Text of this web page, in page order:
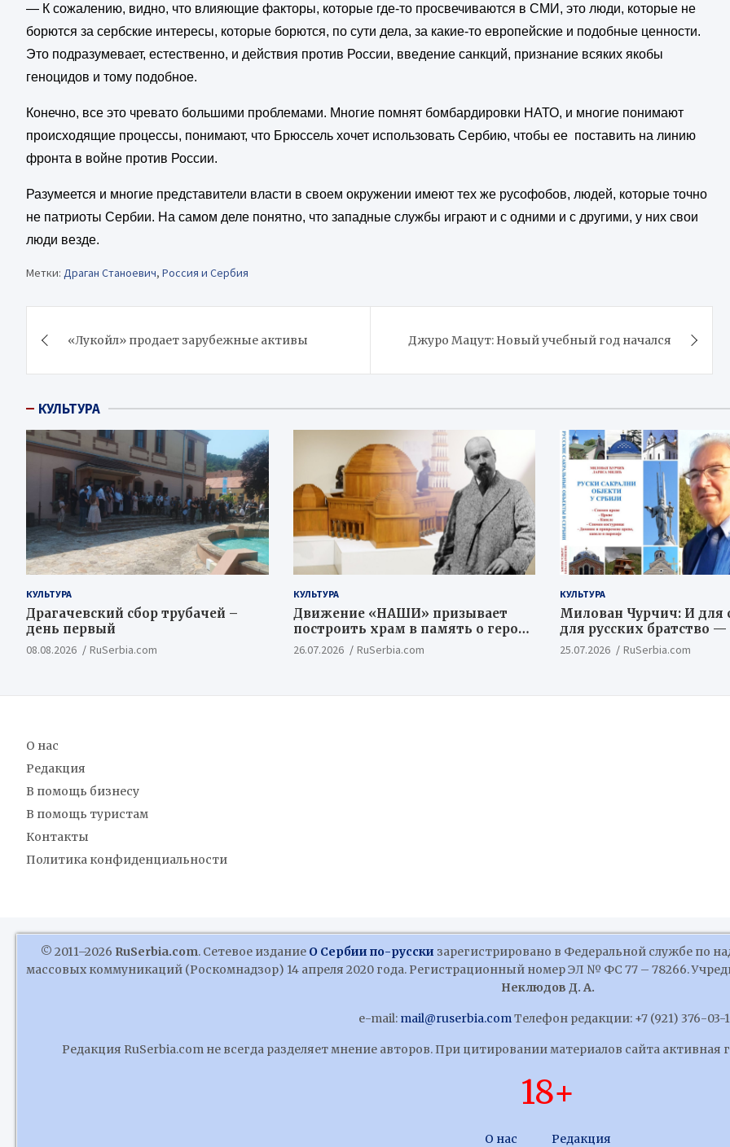
— К сожалению, видно, что влияющие факторы, которые где-то просвечиваются в СМИ, это люди, которые не
борются за сербские интересы, которые борются, по сути дела, за какие-то европейские и подобные ценности.
Это подразумевает, естественно, и действия против России, введение санкций, признание всяких якобы
геноцидов и тому подобное.
Конечно, все это чревато большими проблемами. Многие помнят бомбардировки НАТО, и многие понимают
происходящие процессы, понимают, что Брюссель хочет использовать Сербию, чтобы ее поставить на линию
фронта в войне против России.
Разумеется и многие представители власти в своем окружении имеют тех же русофобов, людей, которые точно
не патриоты Сербии. На самом деле понятно, что западные службы играют и с одними и с другими, у них свои
люди везде.
Метки: Драган Станоевич, Россия и Сербия
по
«Лукойл» продает зарубежные активы Джуро Мацут: Новый учебный год начался
КУЛЬТУРА
КУЛЬТУРА
Драгачевский сбор трубачей –
день первый
08.08.2026 RuSerbia.com
КУЛЬТУРА
Движение «НАШИ» призывает
построить храм в память о героях
Косовской Битвы
26.07.2026 RuSerbia.com
КУЛЬТУРА
Милован Чурчич: И для
для русских братство —
ценностный и
концепт
25.07.2026 RuSerbia.com
О нас
Редакция
В помощь бизнесу
В помощь туристам
Контакты
Политика конфиденциальности
© 2011–2026 RuSerbia.com. Сетевое издание О Сербии по-русски зарегистрировано в Федеральной службе по
массовых коммуникаций (Роскомнадзор) 14 апреля 2020 года. Регистрационный номер ЭЛ № ФС 77 – 78266.
Неклюдов Д. А.
e-mail: mail@ruserbia.comТелефон редакции: +7 (921) 376-03-
Редакция RuSerbia.com не всегда разделяет мнение авторов. При цитировании материалов сайта
18+
О нас Редакция